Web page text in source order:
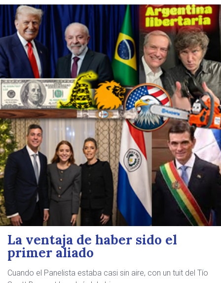
La ventaja de haber sido el
primer aliado
Cuando el Panelista estaba casi sin aire, con un tuit del Tío